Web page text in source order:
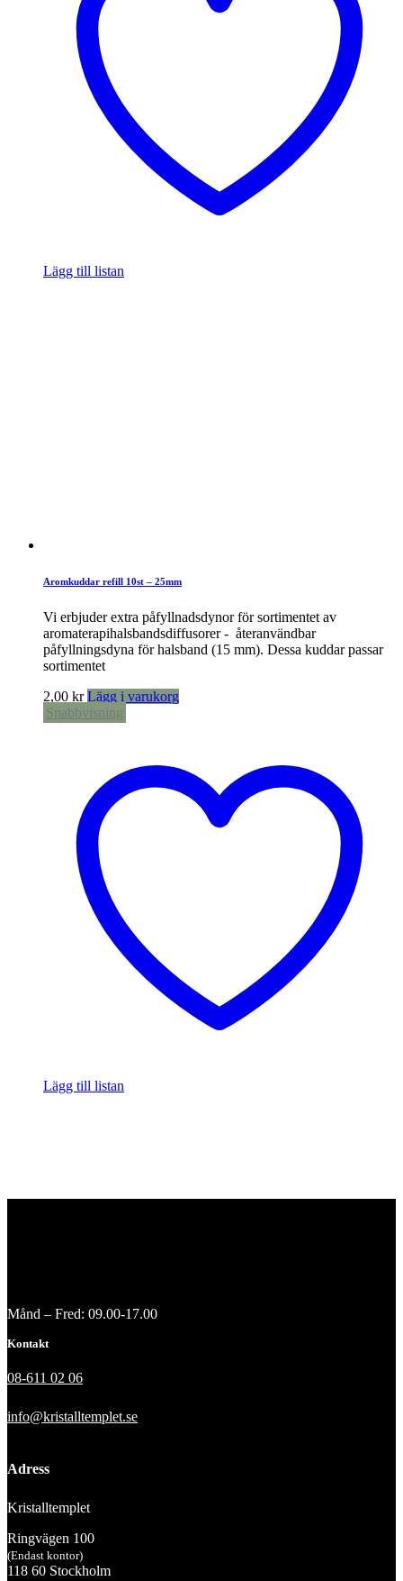
Lägg till listan
Aromkuddar refill 10st – 25mm
Vi erbjuder extra påfyllnadsdynor för sortimentet av
aromaterapihalsbandsdiffusorer - återanvändbar
påfyllningsdyna för halsband (15 mm). Dessa kuddar passar
sortimentet
2,00 kr Lägg i varukorg
Snabbvisning
Lägg till listan
Månd – Fred: 09.00-17.00
Kontakt
08-611 02 06
info@kristalltemplet.se
Adress
Kristalltemplet
Ringvägen 100
(Endast kontor)
118 60 Stockholm